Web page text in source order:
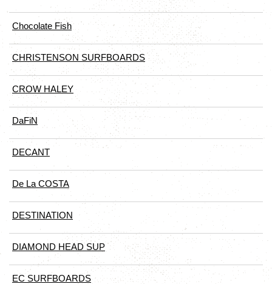
Chocolate Fish
CHRISTENSON SURFBOARDS
CROW HALEY
DaFiN
DECANT
De La COSTA
DESTINATION
DIAMOND HEAD SUP
EC SURFBOARDS